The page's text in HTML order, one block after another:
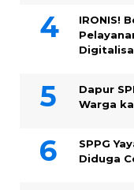
IRONIS!
Dapur
Warga
SPPG
Diduga